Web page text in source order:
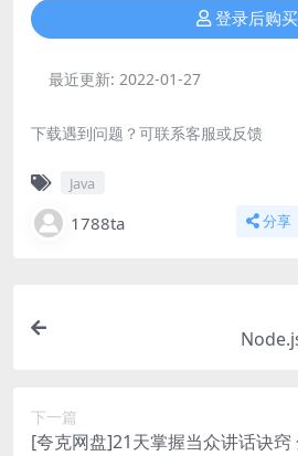
登录后购买
最近更新: 2022-01-27
下载遇到问题？可联系客服或反馈
Java
1788ta 分享
下一篇
[夸克网盘]21天掌握当众讲话诀窍